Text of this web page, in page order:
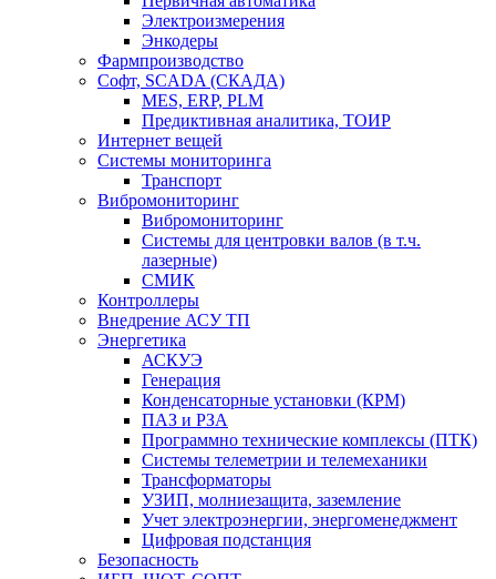
Электроизмерения
Энкодеры
Фармпроизводство
Софт, SCADA (СКАДА)
MES, ERP, PLM
Предиктивная аналитика, ТОИР
Интернет вещей
Системы мониторинга
Транспорт
Вибромониторинг
Вибромониторинг
Системы для центровки валов (в т.ч.
лазерные)
СМИК
Контроллеры
Внедрение АСУ ТП
Энергетика
АСКУЭ
Генерация
Конденсаторные установки (КРМ)
ПАЗ и РЗА
Программно технические комплексы (ПТК)
Системы телеметрии и телемеханики
Трансформаторы
УЗИП, молниезащита, заземление
Учет электроэнергии, энергоменеджмент
Цифровая подстанция
Безопасность